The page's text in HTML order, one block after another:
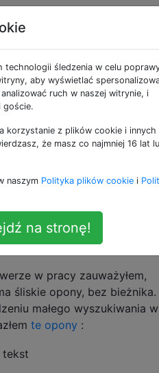
Tagi
typu slick
nad Marin San Rafael
był wyposażony w
w pracy zauważyłem,
śliskie opony, bez bieżnika.
małego wyszukiwania w
te opony :
technologii śledzenia w celu
aby wyświetlać
ruch w naszej witrynie, i
goście.
korzystanie z plików cookie i innych
że masz co najmniej 16 lat
naszym Polityka plików cookie i
na stronę!